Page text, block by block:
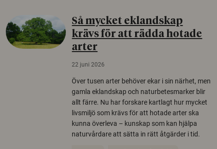
Så mycket eklandskap
krävs för att rädda hotade
arter
22 juni 2026
Över tusen arter behöver ekar i sin närhet, men
gamla eklandskap och naturbetesmarker blir
allt färre. Nu har forskare kartlagt hur mycket
livsmiljö som krävs för att hotade arter ska
kunna överleva – kunskap som kan hjälpa
naturvårdare att sätta in rätt åtgärder i tid.